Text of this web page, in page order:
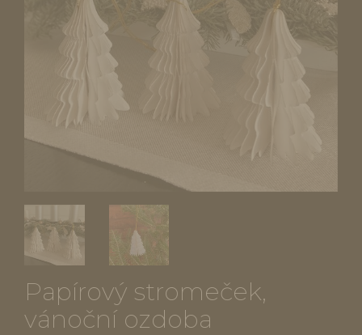
Papírový stromeček,
vánoční ozdoba